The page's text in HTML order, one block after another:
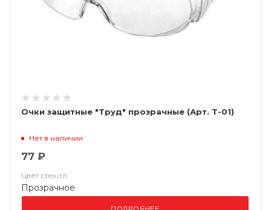
Очки защитные "Труд" прозрачные (Арт. Т-01)
Нет в наличии
77 ₽
Цвет стекол
Прозрачное